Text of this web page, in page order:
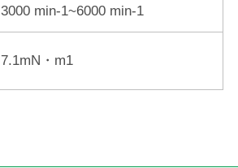
3000 min-1~6000 min-1
7.1mN・m1